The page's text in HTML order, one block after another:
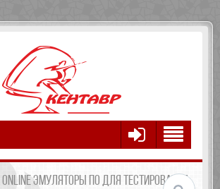
ЭМУЛЯТОРЫ ПО ДЛЯ ТЕСТИРОВАНИЯ